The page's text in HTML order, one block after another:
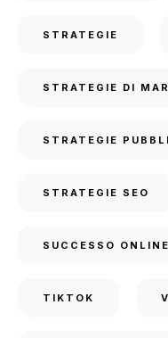
STRATEGIE
STRATEGIE DI
STRATEGIE
STRATEGIE SEO
SUCCESSO ONLINE
TIKTOK